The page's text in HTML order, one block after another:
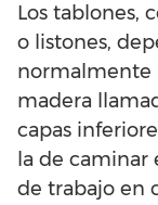
Los tablones,
o listones,
normalmente
madera
capas
la de
de trabajo en